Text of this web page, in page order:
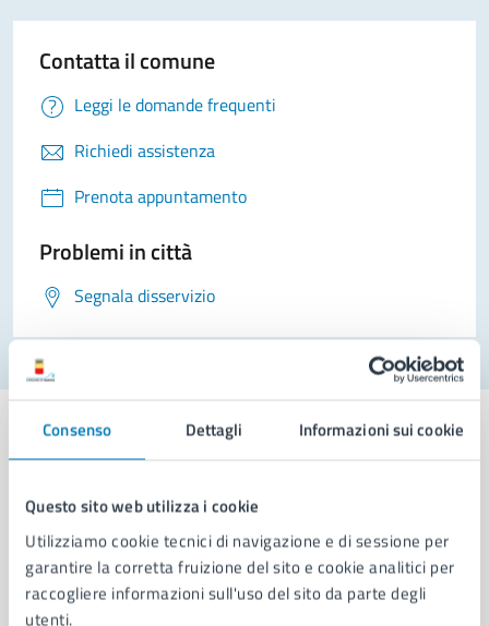
Consenso Dettagli Informazioni sui cookie
Questo sito web utilizza i cookie
Utilizziamo cookie tecnici di navigazione e di sessione per
garantire la corretta fruizione del sito e cookie analitici per
raccogliere informazioni sull'uso del sito da parte degli
utenti.
Contatta il comune
Leggi le domande frequenti
Richiedi assistenza
Prenota appuntamento
Problemi in città
Segnala disservizio
Comune di Napoli
AMMINISTRAZIONE
Aree amministrative